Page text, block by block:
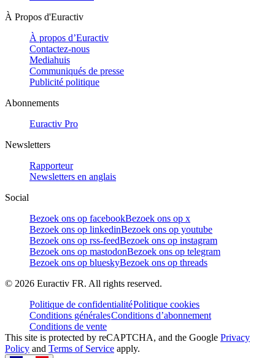
À Propos d'Euractiv
À propos d’Euractiv
Contactez-nous
Mediahuis
Communiqués de presse
Publicité politique
Abonnements
Euractiv Pro
Newsletters
Rapporteur
Newsletters en anglais
Social
Bezoek ons op facebookBezoek ons op x
Bezoek ons op linkedinBezoek ons op youtube
Bezoek ons op rss-feedBezoek ons op instagram
Bezoek ons op mastodonBezoek ons op telegram
Bezoek ons op blueskyBezoek ons op threads
© 2026 Euractiv FR. All rights reserved.
Politique de confidentialitéPolitique cookies
Conditions généralesConditions d’abonnement
Conditions de vente
This site is protected by reCAPTCHA, and the Google Privacy
Policy and Terms of Service apply.